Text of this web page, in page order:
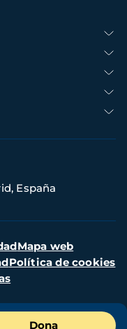
Dona
España
Mapa web
Política de cookies